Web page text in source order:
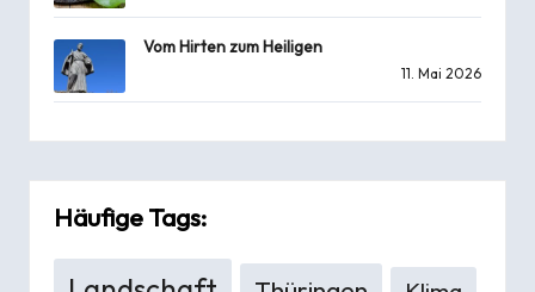
Vom Hirten zum Heiligen
11. Mai 2026
Häufige Tags: